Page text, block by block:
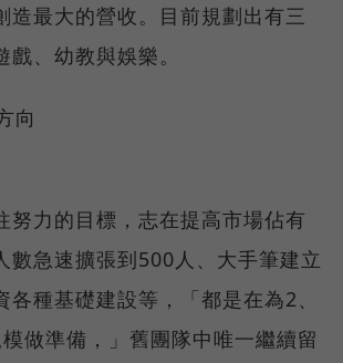
造最大的營收。目前規劃出有三
、幼教與娛樂。
向
努力的目標，志在提高市場佔有
數急速擴張到500人、大手筆建立
各種基礎建設等，「都是在為2、
做準備，」舊團隊中唯一繼續留